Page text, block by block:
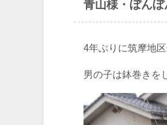
青山様・ぼんぼ
4年ぶりに筑摩地
男の子は鉢巻きを